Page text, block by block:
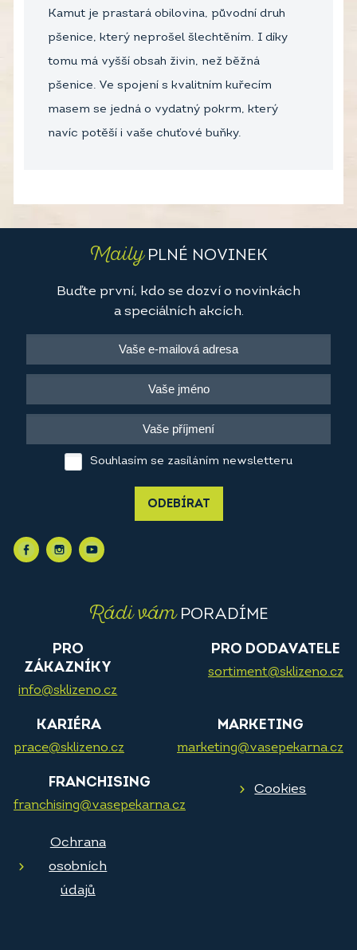
Kamut je prastará obilovina, původní druh
pšenice, který neprošel šlechtěním. I díky
tomu má vyšší obsah živin, než běžná
pšenice. Ve spojení s kvalitním kuřecím
masem se jedná o vydatný pokrm, který
navíc potěší i vaše chuťové buňky.
MailyPLNÉ NOVINEK
Buďte první, kdo se dozví o novinkách
a speciálních akcích.
Souhlasím se zasíláním newsletteru
ODEBÍRAT
Rádi vámPORADÍME
PRO
ZÁKAZNÍKY
info@sklizeno.cz
PRO DODAVATELE
sortiment@sklizeno.cz
KARIÉRA
prace@sklizeno.cz
MARKETING
marketing@vasepekarna.cz
FRANCHISING
franchising@vasepekarna.cz
Cookies
Ochrana
osobních
údajů